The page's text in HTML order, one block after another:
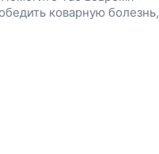
коварную болезнь,